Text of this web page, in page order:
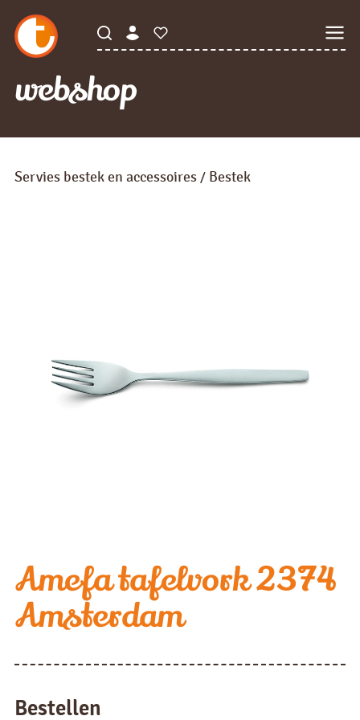
webshop
Servies bestek en accessoires / Bestek
Amefa tafelvork 2374
Amsterdam
Bestellen